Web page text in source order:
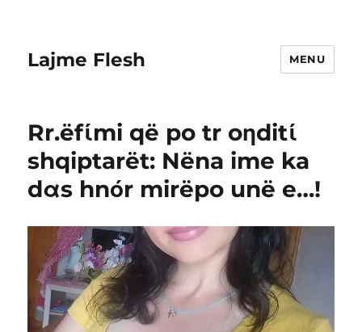
Lajme Flesh MENU
Rr.ëfίmi që po tr oηditί
shqiptarët: Nëna ime ka
dαs hnόr mirëpo unë e…!